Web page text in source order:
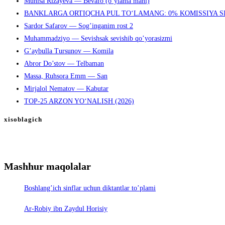
BANKLARGA ORTIQCHA PUL TO‘LAMANG: 0% KOMISSIYA
Sardor Safarov — Sog’inganim rost 2
Muhammadziyo — Sevishsak sevishib qo’yorasizmi
G’aybulla Tursunov — Komila
Abror Do’stov — Telbaman
Massa, Ruhsora Emm — San
Mirjalol Nematov — Kabutar
TOP-25 ARZON YO‘NALISH (2026)
xisoblagich
Mashhur maqolalar
Boshlang’ich sinflar uchun diktantlar to’plami
Ar-Robiy ibn Zaydul Horisiy